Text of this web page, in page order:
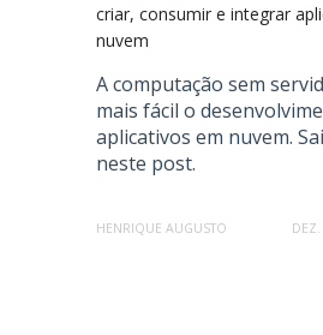
criar, consumir e integrar
nuvem
A computação sem
mais fácil o
aplicativos em nuvem.
neste post.
HENRIQUE AUGUSTO